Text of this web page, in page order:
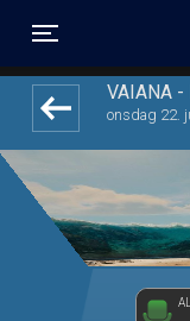
VAIANA -
onsdag 22.